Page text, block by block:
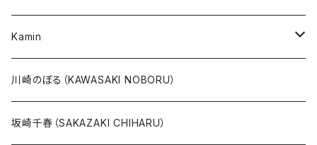
20万未満
イバラード新作版画2026
ジャングル大帝
あしたのジョー
その他
人気作品TOP5
Kamin
版画
川崎のぼる（KAWASAKI NOBORU）
坂崎千春（SAKAZAKI CHIHARU）